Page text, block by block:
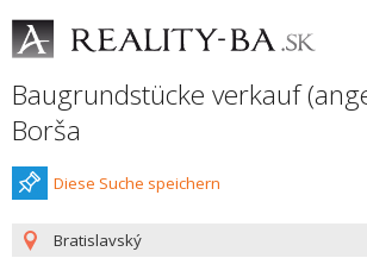
Baugrundstücke verkauf
Borša
Diese Suche speichern
Bratislavský